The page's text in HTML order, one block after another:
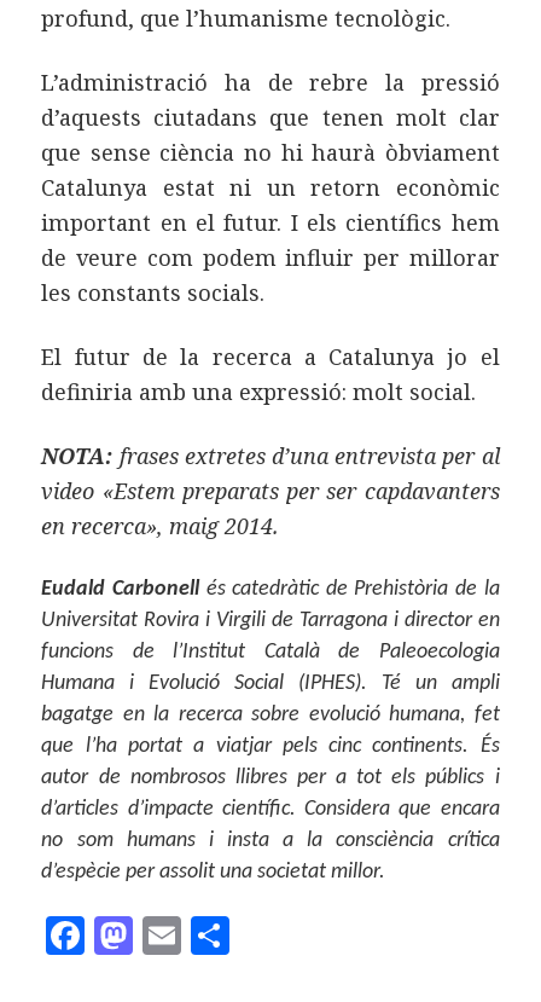
profund, que l’humanisme tecnològic.
L’administració ha de rebre la pressió
d’aquests ciutadans que tenen molt clar
que sense ciència no hi haurà òbviament
Catalunya estat ni un retorn econòmic
important en el futur. I els científics hem
de veure com podem influir per millorar
les constants socials.
El futur de la recerca a Catalunya jo el
definiria amb una expressió: molt social.
NOTA: frases extretes d’una entrevista per al
video «Estem preparats per ser capdavanters
en recerca», maig 2014.
Eudald Carbonell és catedràtic de Prehistòria de la
Universitat Rovira i Virgili de Tarragona i director en
funcions de l’Institut Català de Paleoecologia
Humana i Evolució Social (IPHES). Té un ampli
bagatge en la recerca sobre evolució humana, fet
que l’ha portat a viatjar pels cinc continents. És
autor de nombrosos llibres per a tot els públics i
d’articles d’impacte científic. Considera que encara
no som humans i insta a la consciència crítica
d’espècie per assolit una societat millor.
F M E